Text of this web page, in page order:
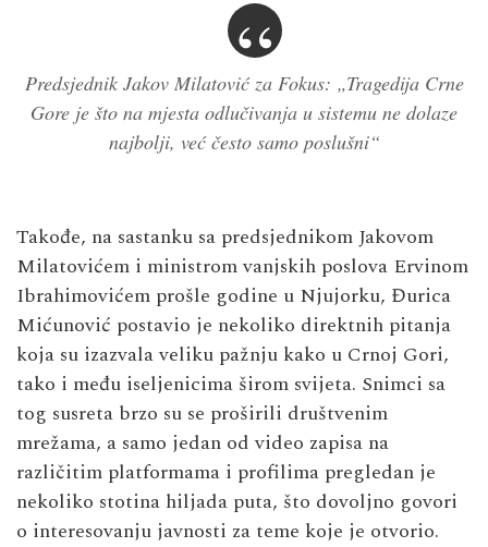
Predsjednik Jakov Milatović za Fokus: „Tragedija Crne
Gore je što na mjesta odlučivanja u sistemu ne dolaze
najbolji, već često samo poslušni“
Takođe, na sastanku sa predsjednikom Jakovom
Milatovićem i ministrom vanjskih poslova Ervinom
Ibrahimovićem prošle godine u Njujorku, Đurica
Mićunović postavio je nekoliko direktnih pitanja
koja su izazvala veliku pažnju kako u Crnoj Gori,
tako i među iseljenicima širom svijeta. Snimci sa
tog susreta brzo su se proširili društvenim
mrežama, a samo jedan od video zapisa na
različitim platformama i profilima pregledan je
nekoliko stotina hiljada puta, što dovoljno govori
o interesovanju javnosti za teme koje je otvorio.